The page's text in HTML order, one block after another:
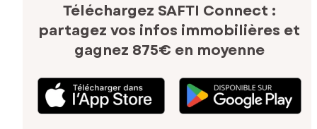
Téléchargez SAFTI Connect :
partagez vos infos immobilières et
gagnez 875€ en moyenne